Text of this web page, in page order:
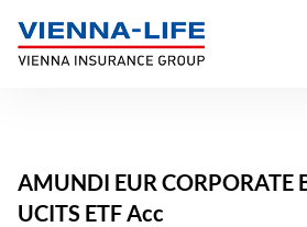
Inhalt
springen
AMUNDI EUR CORPORATE
UCITS ETF Acc